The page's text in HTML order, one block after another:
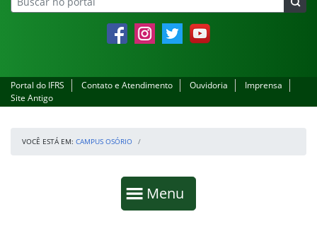
FacebookInstagramTwitter YouTube
Portal do IFRS Contato e Atendimento Ouvidoria
Imprensa
Site Antigo
VOCÊ ESTÁ EM: CAMPUS OSÓRIO
Mostrar
Menu